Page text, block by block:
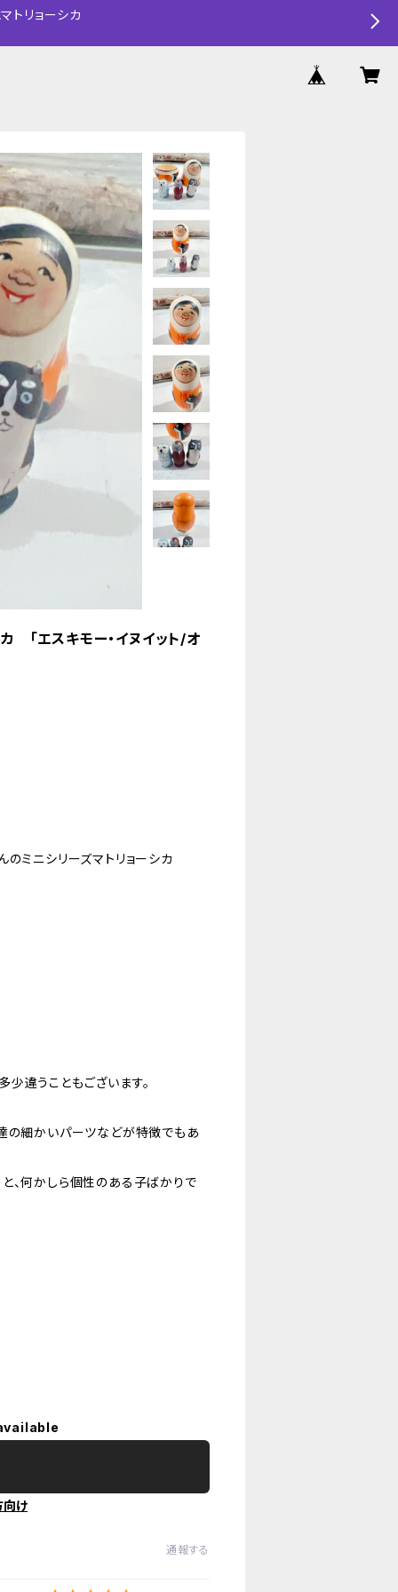
トリョーシカ
「エスキモー・イヌイット/オ
ミニシリーズマトリョーシカ
違うこともございます。
の細かいパーツなどが特徴でもあ
、何かしら個性のある子ばかりで
向け
通報する